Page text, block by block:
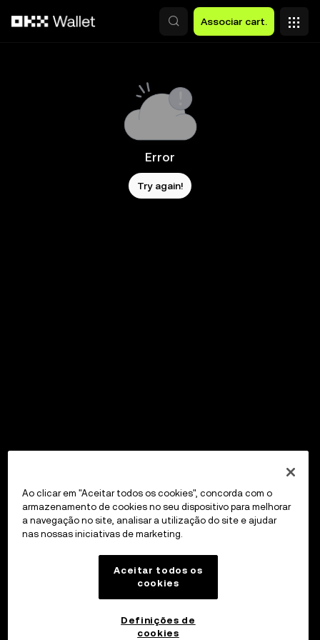
Associar cart.
Error
Try again!
Ao clicar em "Aceitar todos os cookies", concorda com o
armazenamento de cookies no seu dispositivo para melhorar
a navegação no site, analisar a utilização do site e ajudar
nas nossas iniciativas de marketing.
Aceitar todos os
cookies
Definições de
cookies